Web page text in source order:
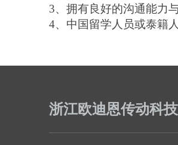
3、拥有良好的沟通能力
4、中国留学人员或泰籍
浙江欧迪恩传动科